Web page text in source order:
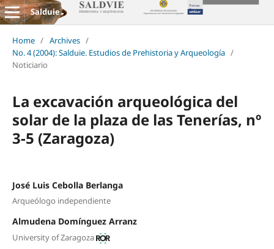
Salduie
Home / Archives /
No. 4 (2004): Salduie. Estudios de Prehistoria y Arqueología /
Noticiario
La excavación arqueológica del
solar de la plaza de las Tenerías, nº
3-5 (Zaragoza)
José Luis Cebolla Berlanga
Arqueólogo independiente
Almudena Domínguez Arranz
University of Zaragoza